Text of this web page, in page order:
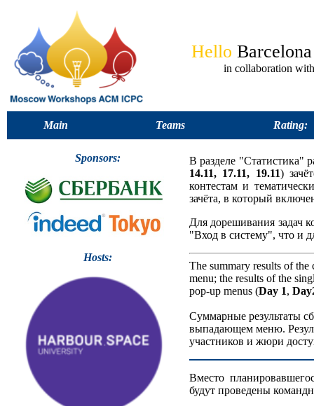
Hello
in collaboration
Main Teams Rating:
Sponsors:
Hosts:
В разделе "Статистика"
14.11, 17.11, 19.11)
контестам и
зачёта, в который
Для дорешивания задач
"Вход в систему", что и
The summary results of
menu; the results of the
pop-up menus (Day 1,
Суммарные результаты
выпадающем меню.
участников и жюри
Вместо
будут проведены